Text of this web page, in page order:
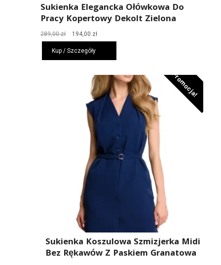
Sukienka Elegancka Ołówkowa Do
Pracy Kopertowy Dekolt Zielona
289,00zł
Pierwotna
cena
wynosiła:
289,00 zł.
194,00 złAktualna
cena
194,00 zł.
Kup / Szczegóły
Promocja!
Sukienka Koszulowa Szmizjerka Midi
Bez Rękawów Z Paskiem Granatowa